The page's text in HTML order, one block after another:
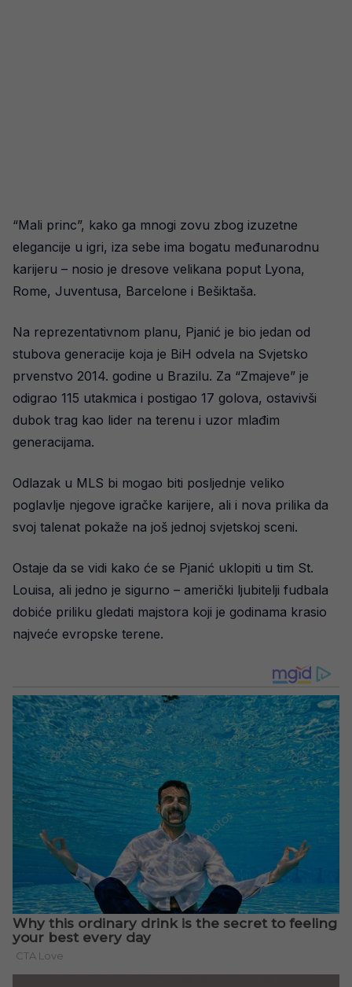
“Mali princ”, kako ga mnogi zovu zbog izuzetne
elegancije u igri, iza sebe ima bogatu međunarodnu
karijeru – nosio je dresove velikana poput Lyona,
Rome, Juventusa, Barcelone i Bešiktaša.
Na reprezentativnom planu, Pjanić je bio jedan od
stubova generacije koja je BiH odvela na Svjetsko
prvenstvo 2014. godine u Brazilu. Za “Zmajeve” je
odigrao 115 utakmica i postigao 17 golova, ostavivši
dubok trag kao lider na terenu i uzor mlađim
generacijama.
Odlazak u MLS bi mogao biti posljednje veliko
poglavlje njegove igračke karijere, ali i nova prilika da
svoj talenat pokaže na još jednoj svjetskoj sceni.
Ostaje da se vidi kako će se Pjanić uklopiti u tim St.
Louisa, ali jedno je sigurno – američki ljubitelji fudbala
dobiće priliku gledati majstora koji je godinama krasio
najveće evropske terene.